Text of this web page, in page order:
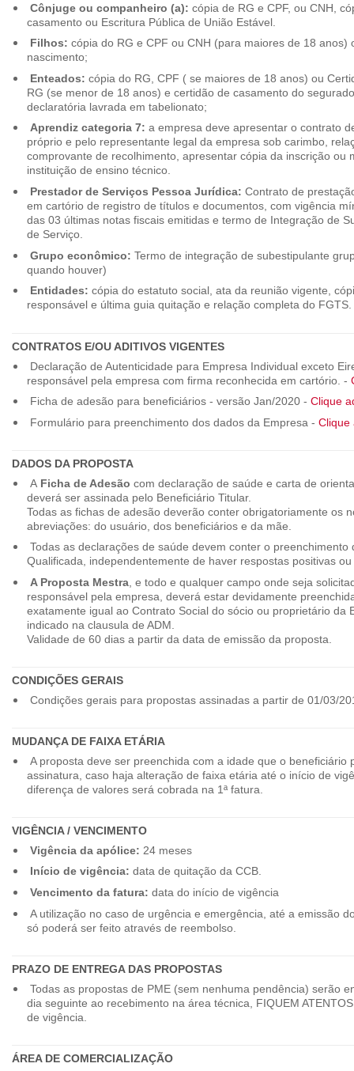
Cônjuge ou companheiro (a): cópia de RG e CPF, ou CNH,
casamento ou Escritura Pública de União Estável.
Filhos: cópia do RG e CPF ou CNH (para maiores de 18 anos)
nascimento;
Enteados: cópia do RG, CPF ( se maiores de 18 anos) ou
RG (se menor de 18 anos) e certidão de casamento do
declaratória lavrada em tabelionato;
Aprendiz categoria 7: a empresa deve apresentar o contrato
próprio e pelo representante legal da empresa sob carimbo,
comprovante de recolhimento, apresentar cópia da inscrição ou
instituição de ensino técnico.
Prestador de Serviços Pessoa Jurídica: Contrato de
em cartório de registro de títulos e documentos, com vigência
das 03 últimas notas fiscais emitidas e termo de Integração de
de Serviço.
Grupo econômico: Termo de integração de subestipulante
quando houver)
Entidades: cópia do estatuto social, ata da reunião vigente,
responsável e última guia quitação e relação completa do FGTS.
CONTRATOS E/OU ADITIVOS VIGENTES
Declaração de Autenticidade para Empresa Individual exceto
responsável pela empresa com firma reconhecida em cartório. -
Ficha de adesão para beneficiários - versão Jan/2020 - Clique
Formulário para preenchimento dos dados da Empresa - Clique
DADOS DA PROPOSTA
A Ficha de Adesão com declaração de saúde e carta de
deverá ser assinada pelo Beneficiário Titular.
Todas as fichas de adesão deverão conter obrigatoriamente os
abreviações: do usuário, dos beneficiários e da mãe.
Todas as declarações de saúde devem conter o preenchimento
Qualificada, independentemente de haver respostas positivas ou
A Proposta Mestra, e todo e qualquer campo onde seja
responsável pela empresa, deverá estar devidamente
exatamente igual ao Contrato Social do sócio ou proprietário da
indicado na clausula de ADM.
Validade de 60 dias a partir da data de emissão da proposta.
CONDIÇÕES GERAIS
Condições gerais para propostas assinadas a partir de 01/03/
MUDANÇA DE FAIXA ETÁRIA
A proposta deve ser preenchida com a idade que o beneficiário
assinatura, caso haja alteração de faixa etária até o início de
diferença de valores será cobrada na 1ª fatura.
VIGÊNCIA / VENCIMENTO
Vigência da apólice: 24 meses
Início de vigência: data de quitação da CCB.
Vencimento da fatura: data do início de vigência
A utilização no caso de urgência e emergência, até a emissão
só poderá ser feito através de reembolso.
PRAZO DE ENTREGA DAS PROPOSTAS
Todas as propostas de PME (sem nenhuma pendência) serão
dia seguinte ao recebimento na área técnica, FIQUEM
de vigência.
ÁREA DE COMERCIALIZAÇÃO